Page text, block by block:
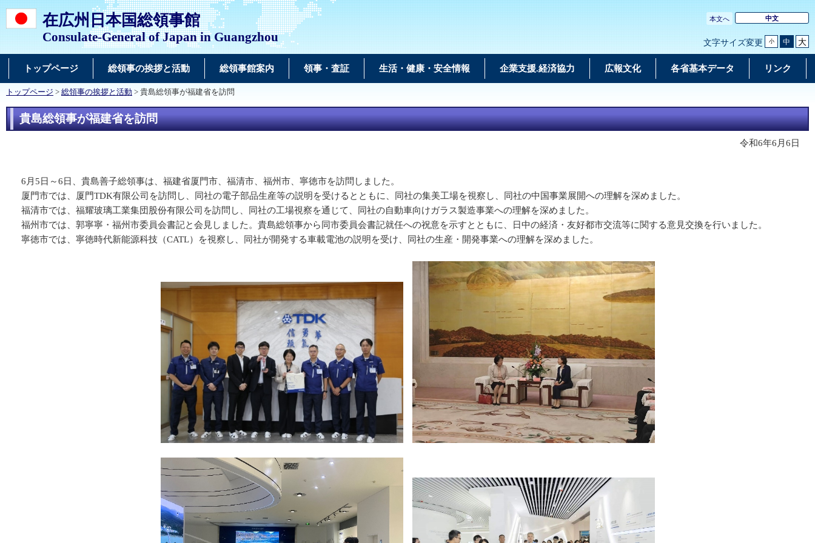
在広州日本国総領事館
Consulate-General of Japan in Guangzhou
本文へ 中文
文字サイズ変更 小 中 大
トップページ 総領事の挨拶と活動 総領事館案内 領事・査証 生活・健康・安全情報 企業支援.経済協力 広報文化 各省基本データ リンク
トップページ > 総領事の挨拶と活動 > 貴島総領事が福建省を訪問
貴島総領事が福建省を訪問
令和6年6月6日
6月5日～6日、貴島善子総領事は、福建省厦門市、福清市、福州市、寧徳市を訪問しました。
厦門市では、厦門TDK有限公司を訪問し、同社の電子部品生産等の説明を受けるとともに、同社の集美工場を視察し、同社の中国事業展開への理解を深めました。
福清市では、福耀玻璃工業集団股份有限公司を訪問し、同社の工場視察を通じて、同社の自動車向けガラス製造事業への理解を深めました。
福州市では、郭寧寧・福州市委員会書記と会見しました。貴島総領事から同市委員会書記就任への祝意を示すとともに、日中の経済・友好都市交流等に関する意見交換を行いました。
寧徳市では、寧徳時代新能源科技（CATL）を視察し、同社が開発する車載電池の説明を受け、同社の生産・開発事業への理解を深めました。